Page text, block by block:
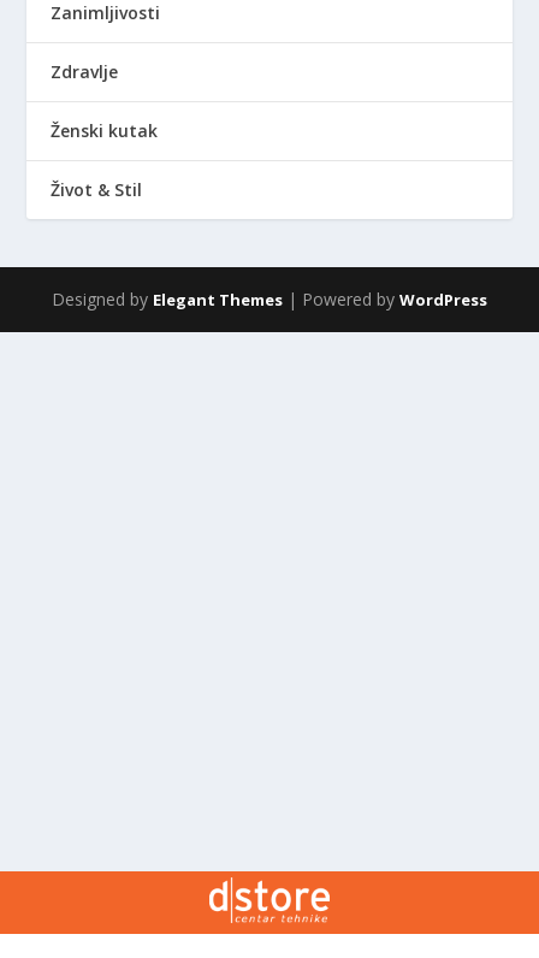
Zanimljivosti
Zdravlje
Ženski kutak
Život & Stil
Designed by Elegant Themes | Powered by WordPress